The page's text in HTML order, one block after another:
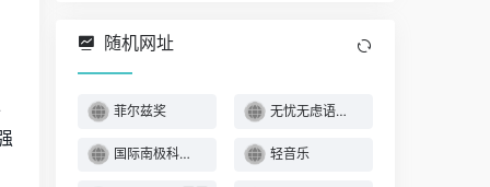
随机网址
菲尔兹奖 无忧无虑语文网
国际南极科学探险 轻音乐